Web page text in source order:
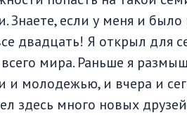
Знаете, если у меня и было
двадцать! Я открыл для
мира. Раньше я
и молодежью, и вчера и
здесь много новых